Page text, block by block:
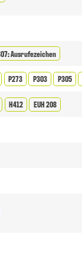
Ausrufezeichen
P273 P303 P305
H412 EUH 208